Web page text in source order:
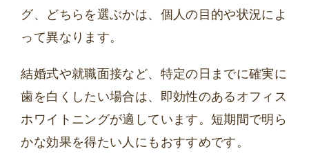
グ、どちらを選ぶかは、個人の目的や状況によ
って異なります。
結婚式や就職面接など、特定の日までに確実に
歯を白くしたい場合は、即効性のあるオフィス
ホワイトニングが適しています。短期間で明ら
かな効果を得たい人にもおすすめです。